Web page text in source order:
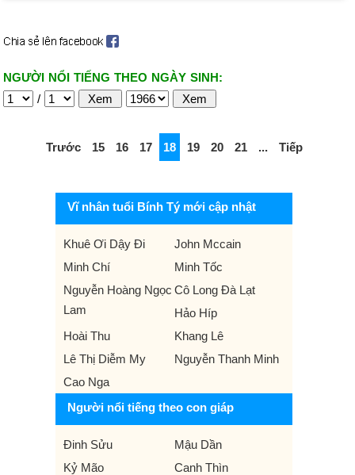
NGƯỜI NỔI TIẾNG THEO NGÀY SINH:
/
Trước 15 16 17 18 19 20 21 ... Tiếp
Vĩ nhân tuổi Bính Tý mới cập nhật
Khuê Ơi Dậy Đi
John Mccain
Minh Chí
Minh Tốc
Nguyễn Hoàng Ngọc
Lam
Cô Long Đà Lạt
Hảo Híp
Hoài Thu
Khang Lê
Lê Thị Diễm My
Nguyễn Thanh Minh
Cao Nga
Người nổi tiếng theo con giáp
Đinh Sửu
Mậu Dần
Kỷ Mão
Canh Thìn